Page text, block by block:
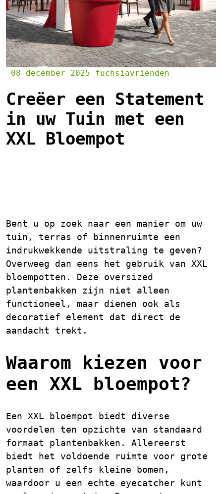
08 december 2025 fuchsiavrienden
Creëer een Statement
in uw Tuin met een
XXL Bloempot
Bent u op zoek naar een manier om uw
tuin, terras of binnenruimte een
indrukwekkende uitstraling te geven?
Overweeg dan eens het gebruik van XXL
bloempotten. Deze oversized
plantenbakken zijn niet alleen
functioneel, maar dienen ook als
decoratief element dat direct de
aandacht trekt.
Waarom kiezen voor
een XXL bloempot?
Een XXL bloempot biedt diverse
voordelen ten opzichte van standaard
formaat plantenbakken. Allereerst
biedt het voldoende ruimte voor grote
planten of zelfs kleine bomen,
waardoor u een echte eyecatcher kunt